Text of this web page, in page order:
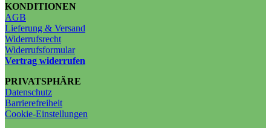
KONDITIONEN
AGB
Lieferung & Versand
Widerrufsrecht
Widerrufsformular
Vertrag widerrufen
PRIVATSPHÄRE
Datenschutz
Barrierefreiheit
Cookie-Einstellungen